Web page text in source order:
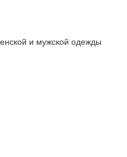
и мужской одежды